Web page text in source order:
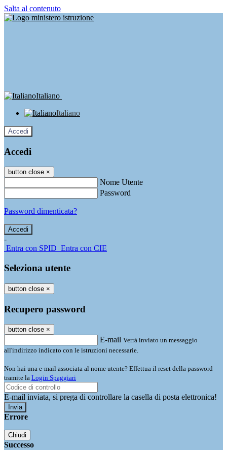
Salta al contenuto
Italiano
Italiano
Accedi
Accedi
button close ×
Nome Utente
Password
Password dimenticata?
-
Entra con SPID Entra con CIE
Seleziona utente
button close ×
Recupero password
button close ×
E-mail Verrà inviato un messaggio
all'indirizzo indicato con le istruzioni necessarie.
Non hai una e-mail associata al nome utente? Effettua il reset della password
tramite la Login Spaggiari
E-mail inviata, si prega di controllare la casella di posta elettronica!
Errore
Chiudi
Successo